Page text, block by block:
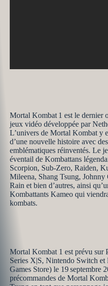
Mortal Kombat 1 est le dernier
jeux vidéo développée par
L’univers de Mortal Kombat y
d’une nouvelle histoire avec
emblématiques réinventés. Le
éventail de Kombattans
Scorpion, Sub-Zero, Raiden,
Mileena, Shang Tsung, Johnny
Rain et bien d’autres, ainsi
Kombattants Kameo qui
kombats.
Mortal Kombat 1 est prévu sur
Series X|S, Nintendo Switch et
Games Store) le 19 septembre
précommandes de Mortal